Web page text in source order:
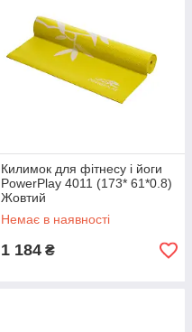
Килимок для фітнесу і йоги
PowerPlay 4011 (173* 61*0.8)
Жовтий
Немає в наявності
1 184 ₴